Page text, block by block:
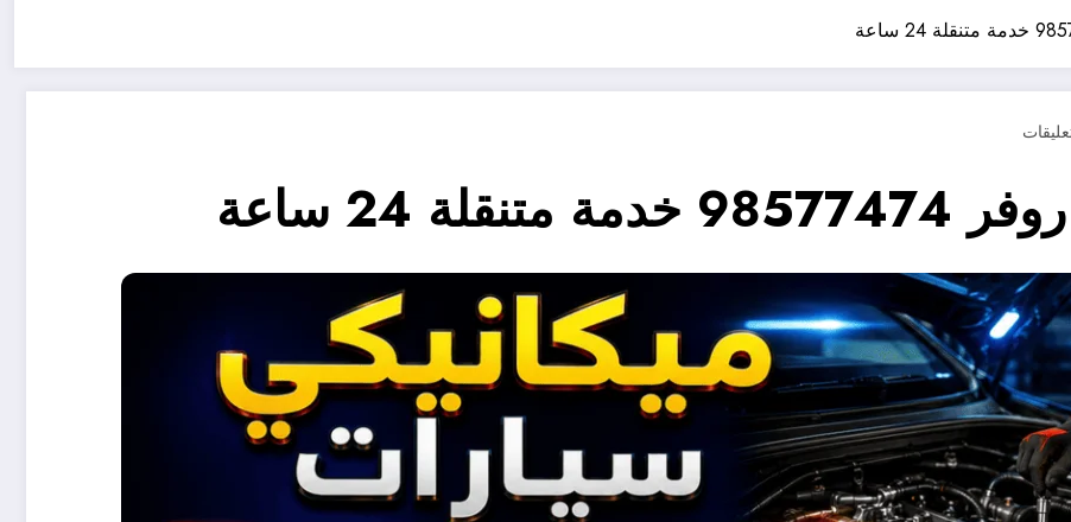
24 ساعة